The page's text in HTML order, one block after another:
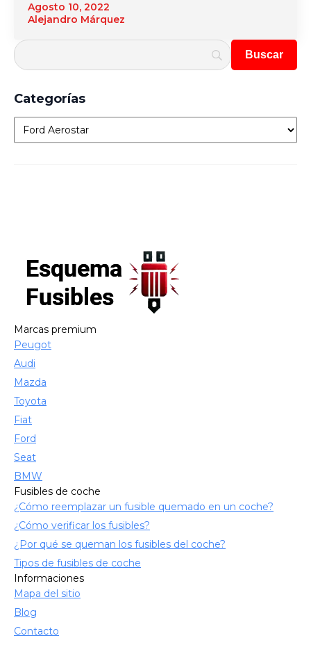
Agosto 10, 2022
Alejandro Márquez
Categorías
Categorías
Marcas premium
Peugot
Audi
Mazda
Toyota
Fiat
Ford
Seat
BMW
Fusibles de coche
¿Cómo reemplazar un fusible quemado en un coche?
¿Cómo verificar los fusibles?
¿Por qué se queman los fusibles del coche?
Tipos de fusibles de coche
Informaciones
Mapa del sitio
Blog
Contacto